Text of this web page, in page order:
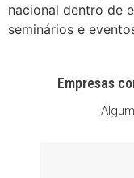
nacional dentro de
seminários e
Empresas